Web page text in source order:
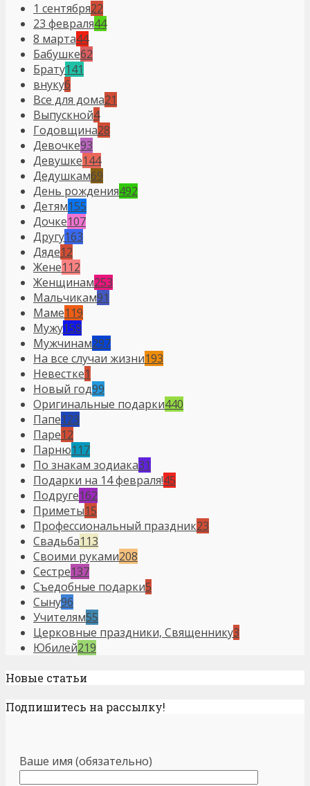
1 сентября22
23 февраля44
8 марта44
Бабушке62
Брату141
внуку6
Все для дома21
Выпускной4
Годовщина28
Девочке93
Девушке144
Дедушкам69
День рождения492
Детям155
Дочке107
Другу163
Дяде12
Жене112
Женщинам253
Мальчикам91
Маме119
Мужу158
Мужчинам297
На все случаи жизни193
Невестке1
Новый год99
Оригинальные подарки440
Папе123
Паре12
Парню117
По знакам зодиака31
Подарки на 14 февраля!45
Подруге162
Приметы15
Профессиональный праздник23
Свадьба113
Своими руками208
Сестре137
Съедобные подарки5
Сыну96
Учителям55
Церковные праздники, Священнику3
Юбилей219
Новые статьи
Подпишитесь на рассылку!
Ваше имя (обязательно)